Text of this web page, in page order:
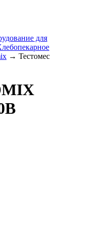
для
→ Тестомес